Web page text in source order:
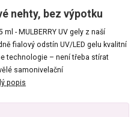
nehty, bez výpotku
- MULBERRY UV gely z naší
fialový odstín UV/LED gelu kvalitní
technologie – není třeba stírat
samonivelační
popis